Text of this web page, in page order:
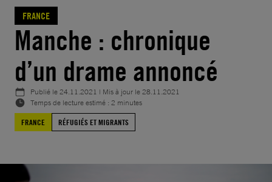
FRANCE
Manche : chronique
d’un drame annoncé
Publié le24.11.2021 | Mis à jour le28.11.2021
Temps de lecture estimé : 2 minutes
FRANCE
RÉFUGIÉS ET MIGRANTS